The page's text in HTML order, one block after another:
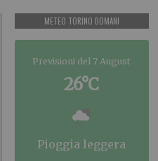
METEO TORINO DOMANI
Previsioni del 7 August
26°C
pioggia leggera